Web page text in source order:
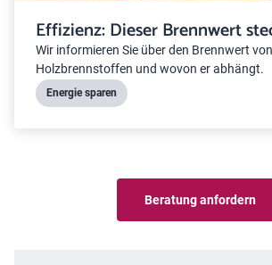
Effizienz: Dieser Brennwert
Wir informieren Sie über den Brennwert von
Holzbrennstoffen und wovon er abhängt.
Energie sparen
Beratung anfordern